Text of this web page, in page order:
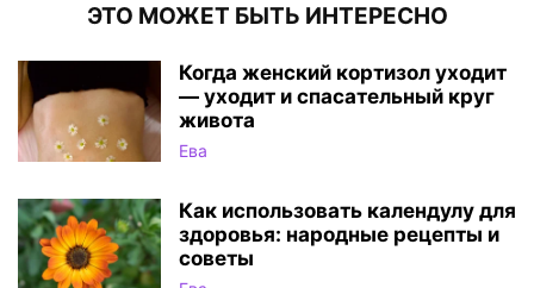
ЭТО МОЖЕТ БЫТЬ ИНТЕРЕСНО
Когда женский кортизол уходит
— уходит и спасательный круг
живота
Ева
Как использовать календулу для
здоровья: народные рецепты и
советы